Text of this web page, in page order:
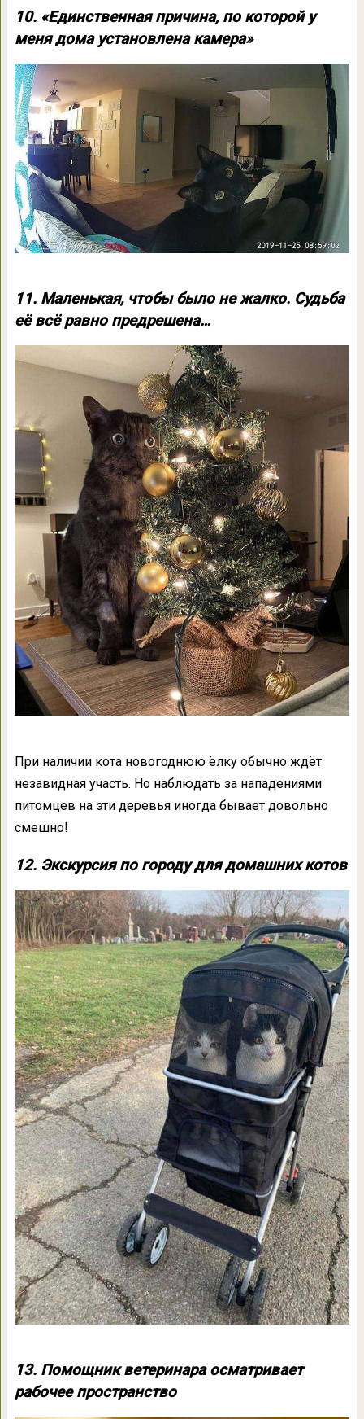
10. «Единственная причина, по которой у
меня дома установлена камера»
11. Маленькая, чтобы было не жалко. Судьба
её всё равно предрешена…
При наличии кота новогоднюю ёлку обычно ждёт
незавидная участь. Но наблюдать за нападениями
питомцев на эти деревья иногда бывает довольно
смешно!
12. Экскурсия по городу для домашних котов
13. Помощник ветеринара осматривает
рабочее пространство